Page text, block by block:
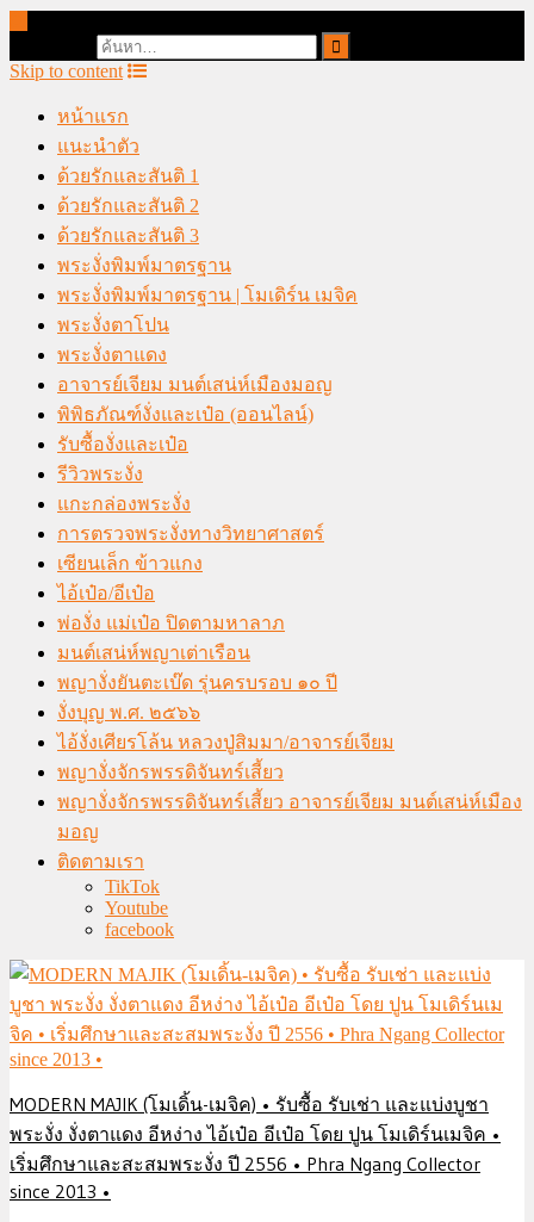
Skip to content
หน้าแรก
แนะนำตัว
ด้วยรักและสันติ 1
ด้วยรักและสันติ 2
ด้วยรักและสันติ 3
พระงั่งพิมพ์มาตรฐาน
พระงั่งพิมพ์มาตรฐาน | โมเดิร์น เมจิค
พระงั่งตาโปน
พระงั่งตาแดง
อาจารย์เจียม มนต์เสน่ห์เมืองมอญ
พิพิธภัณฑ์งั่งและเป๋อ (ออนไลน์)
รับซื้องั่งและเป๋อ
รีวิวพระงั่ง
แกะกล่องพระงั่ง
การตรวจพระงั่งทางวิทยาศาสตร์
เซียนเล็ก ข้าวแกง
ไอ้เป๋อ/อีเป๋อ
พ่องั่ง แม่เป๋อ ปิดตามหาลาภ
มนต์เสน่ห์พญาเต่าเรือน
พญางั่งยันตะเบ๊ด รุ่นครบรอบ ๑๐ ปี
งั่งบุญ พ.ศ. ๒๕๖๖
ไอ้งั่งเศียรโล้น หลวงปู่สิมมา/อาจารย์เจียม
พญางั่งจักรพรรดิจันทร์เสี้ยว
พญางั่งจักรพรรดิจันทร์เสี้ยว อาจารย์เจียม มนต์เสน่ห์เมือง
มอญ
ติดตามเรา
TikTok
Youtube
facebook
MODERN MAJIK (โมเดิ้น-เมจิค) • รับซื้อ รับเช่า และแบ่งบูชา
พระงั่ง งั่งตาแดง อีหง่าง ไอ้เป๋อ อีเป๋อ โดย ปูน โมเดิร์นเมจิค •
เริ่มศึกษาและสะสมพระงั่ง ปี 2556 • Phra Ngang Collector
since 2013 •